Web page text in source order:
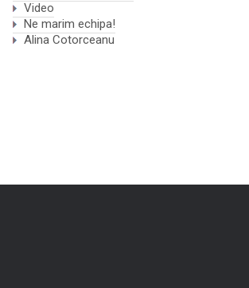
Video
Ne marim echipa!
Alina Cotorceanu